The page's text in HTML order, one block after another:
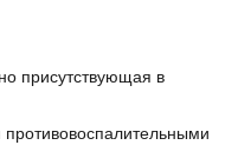
присутствующая в
противовоспалительными